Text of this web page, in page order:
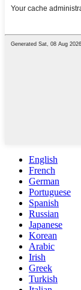
English
French
German
Portuguese
Spanish
Russian
Japanese
Korean
Arabic
Irish
Greek
Turkish